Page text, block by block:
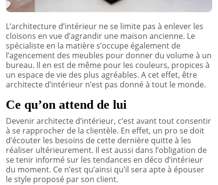
L’architecture d’intérieur ne se limite pas à enlever les
cloisons en vue d’agrandir une maison ancienne. Le
spécialiste en la matière s’occupe également de
l’agencement des meubles pour donner du volume à un
bureau. Il en est de même pour les couleurs, propices à
un espace de vie des plus agréables. A cet effet, être
architecte d’intérieur n’est pas donné à tout le monde.
Ce qu’on attend de lui
Devenir architecte d’intérieur, c’est avant tout consentir
à se rapprocher de la clientèle. En effet, un pro se doit
d’écouter les besoins de cette dernière quitte à les
réaliser ultérieurement. Il est aussi dans l’obligation de
se tenir informé sur les tendances en déco d’intérieur
du moment. Ce n’est qu’ainsi qu’il sera apte à épouser
le style proposé par son client.